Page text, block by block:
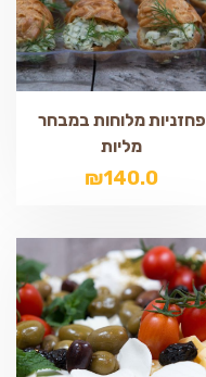
פחזניות מלוחות במבחר
מליות
₪140.0